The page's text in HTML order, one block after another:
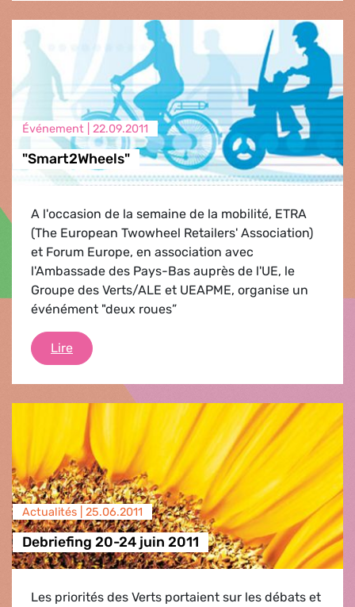
Événement | 22.09.2011
"Smart2Wheels"
A l'occasion de la semaine de la mobilité, ETRA
(The European Twowheel Retailers' Association)
et Forum Europe, en association avec
l'Ambassade des Pays-Bas auprès de l'UE, le
Groupe des Verts/ALE et UEAPME, organise un
événément "deux roues”
Lire"Smart2Wheels"
Actualités | 25.06.2011
Debriefing 20-24 juin 2011
Les priorités des Verts portaient sur les débats et